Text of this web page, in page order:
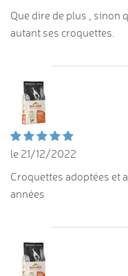
Que dire de plus , sinon
autant ses croquettes.
le 21/12/2022
Croquettes adoptées et
années